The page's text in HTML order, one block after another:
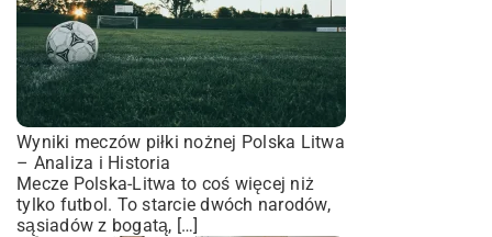
Wyniki meczów piłki nożnej Polska Litwa
– Analiza i Historia
Mecze Polska-Litwa to coś więcej niż
tylko futbol. To starcie dwóch narodów,
sąsiadów z bogatą, […]